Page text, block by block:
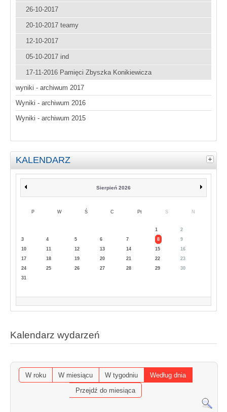
26-10-2017
20-10-2017 teamy
12-10-2017
05-10-2017 ind
17-11-2016 Pamięci Zbyszka Konikiewicza
wyniki - archiwum 2017
Wyniki - archiwum 2016
Wyniki - archiwum 2015
KALENDARZ
Sierpień 2026
P W Ś C Pt S N
1
2
3
4 5 6 7 8
9
10
11 12 13 14 15
16
17
18 19 20 21 22
23
24
25 26 27 28 29
30
31
Kalendarz wydarzeń
W roku W miesiącu W tygodniu
Według dnia
Przejdź do miesiąca